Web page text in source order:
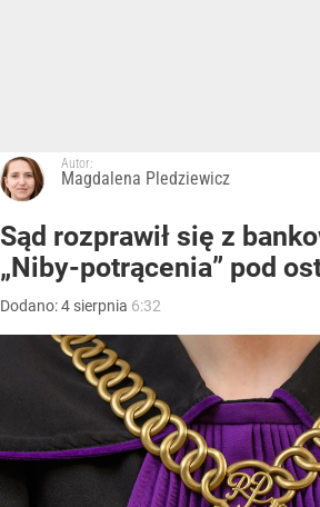
Autor:
Magdalena Pledziewicz
Sąd rozprawił się z
„Niby-potrącenia” pod
Dodano:4 sierpnia 6:32